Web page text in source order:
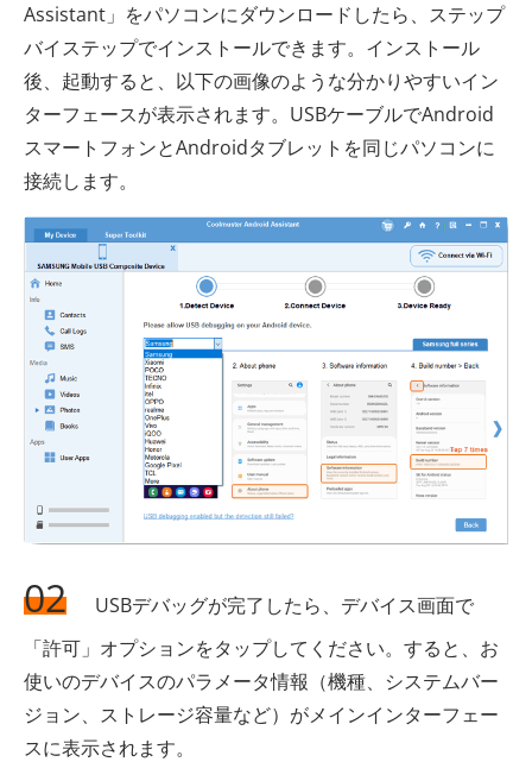
Assistant」をパソコンにダウンロードしたら、ステップ
バイステップでインストールできます。インストール
後、起動すると、以下の画像のような分かりやすいイン
ターフェースが表示されます。USBケーブルでAndroid
スマートフォンとAndroidタブレットを同じパソコンに
接続します。
02
USBデバッグが完了したら、デバイス画面で
「許可」オプションをタップしてください。すると、お
使いのデバイスのパラメータ情報（機種、システムバー
ジョン、ストレージ容量など）がメインインターフェー
スに表示されます。